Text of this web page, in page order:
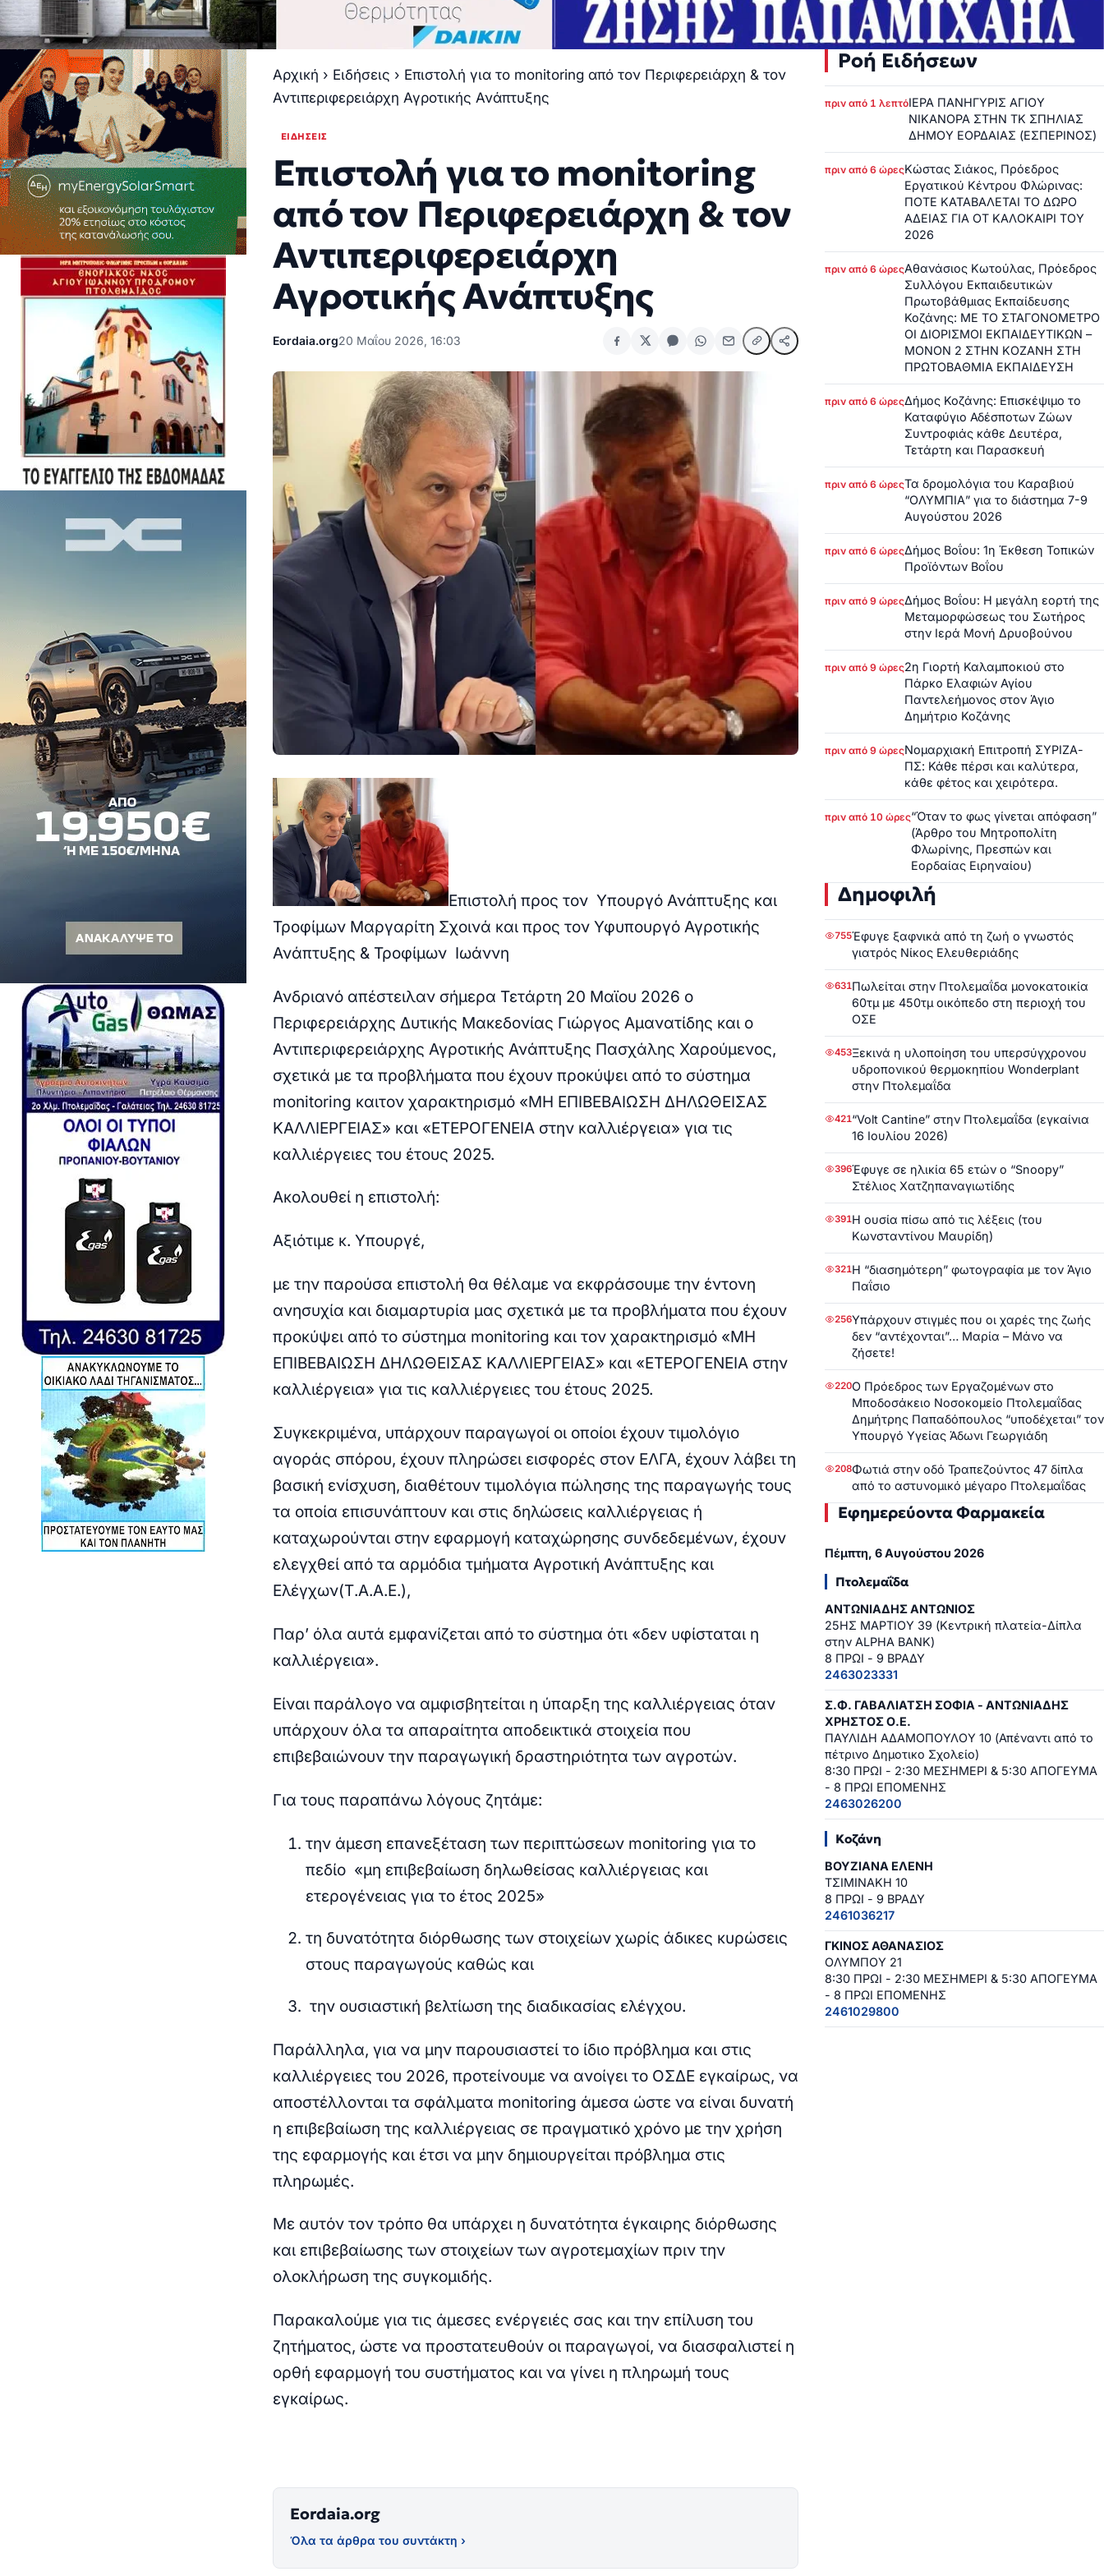
Αρχική › Ειδήσεις › Επιστολή για το monitoring από τον Περιφερειάρχη & τον
Αντιπεριφερειάρχη Αγροτικής Ανάπτυξης
ΕΙΔΉΣΕΙΣ
Επιστολή για το monitoring
από τον Περιφερειάρχη & τον
Αντιπεριφερειάρχη
Αγροτικής Ανάπτυξης
Eordaia.org20 Μαΐου 2026, 16:03
Επιστολή προς τον Υπουργό Ανάπτυξης και
Τροφίμων Μαργαρίτη Σχοινά και προς τον Υφυπουργό Αγροτικής
Ανάπτυξης & Τροφίμων Ιωάννη
Ανδριανό απέστειλαν σήμερα Τετάρτη 20 Μαϊου 2026 ο
Περιφερειάρχης Δυτικής Μακεδονίας Γιώργος Αμανατίδης και ο
Αντιπεριφερειάρχης Αγροτικής Ανάπτυξης Πασχάλης Χαρούμενος,
σχετικά με τα προβλήματα που έχουν προκύψει από το σύστημα
monitoring καιτον χαρακτηρισμό «ΜΗ ΕΠΙΒΕΒΑΙΩΣΗ ΔΗΛΩΘΕΙΣΑΣ
ΚΑΛΛΙΕΡΓΕΙΑΣ» και «ΕΤΕΡΟΓΕΝΕΙΑ στην καλλιέργεια» για τις
καλλιέργειες του έτους 2025.
Ακολουθεί η επιστολή:
Αξιότιμε κ. Υπουργέ,
με την παρούσα επιστολή θα θέλαμε να εκφράσουμε την έντονη
ανησυχία και διαμαρτυρία μας σχετικά με τα προβλήματα που έχουν
προκύψει από το σύστημα monitoring και τον χαρακτηρισμό «ΜΗ
ΕΠΙΒΕΒΑΙΩΣΗ ΔΗΛΩΘΕΙΣΑΣ ΚΑΛΛΙΕΡΓΕΙΑΣ» και «ΕΤΕΡΟΓΕΝΕΙΑ στην
καλλιέργεια» για τις καλλιέργειες του έτους 2025.
Συγκεκριμένα, υπάρχουν παραγωγοί οι οποίοι έχουν τιμολόγιο
αγοράς σπόρου, έχουν πληρώσει εισφορές στον ΕΛΓΑ, έχουν λάβει τη
βασική ενίσχυση, διαθέτουν τιμολόγια πώλησης της παραγωγής τους
τα οποία επισυνάπτουν και στις δηλώσεις καλλιέργειας ή
καταχωρούνται στην εφαρμογή καταχώρησης συνδεδεμένων, έχουν
ελεγχθεί από τα αρμόδια τμήματα Αγροτική Ανάπτυξης και
Ελέγχων(Τ.Α.Α.Ε.),
Παρ’ όλα αυτά εμφανίζεται από το σύστημα ότι «δεν υφίσταται η
καλλιέργεια».
Είναι παράλογο να αμφισβητείται η ύπαρξη της καλλιέργειας όταν
υπάρχουν όλα τα απαραίτητα αποδεικτικά στοιχεία που
επιβεβαιώνουν την παραγωγική δραστηριότητα των αγροτών.
Για τους παραπάνω λόγους ζητάμε:
την άμεση επανεξέταση των περιπτώσεων monitoring για το
πεδίο «μη επιβεβαίωση δηλωθείσας καλλιέργειας και
ετερογένειας για το έτος 2025»
τη δυνατότητα διόρθωσης των στοιχείων χωρίς άδικες κυρώσεις
στους παραγωγούς καθώς και
την ουσιαστική βελτίωση της διαδικασίας ελέγχου.
Παράλληλα, για να μην παρουσιαστεί το ίδιο πρόβλημα και στις
καλλιέργειες του 2026, προτείνουμε να ανοίγει το ΟΣΔΕ εγκαίρως, να
αποστέλλονται τα σφάλματα monitoring άμεσα ώστε να είναι δυνατή
η επιβεβαίωση της καλλιέργειας σε πραγματικό χρόνο με την χρήση
της εφαρμογής και έτσι να μην δημιουργείται πρόβλημα στις
πληρωμές.
Με αυτόν τον τρόπο θα υπάρχει η δυνατότητα έγκαιρης διόρθωσης
και επιβεβαίωσης των στοιχείων των αγροτεμαχίων πριν την
ολοκλήρωση της συγκομιδής.
Παρακαλούμε για τις άμεσες ενέργειές σας και την επίλυση του
ζητήματος, ώστε να προστατευθούν οι παραγωγοί, να διασφαλιστεί η
ορθή εφαρμογή του συστήματος και να γίνει η πληρωμή τους
εγκαίρως.
Eordaia.org
Όλα τα άρθρα του συντάκτη ›
Ροή Ειδήσεων
πριν από 1 λεπτόΙΕΡΑ ΠΑΝΗΓΥΡΙΣ ΑΓΙΟΥ
ΝΙΚΑΝΟΡΑ ΣΤΗΝ ΤΚ ΣΠΗΛΙΑΣ
ΔΗΜΟΥ ΕΟΡΔΑΙΑΣ (ΕΣΠΕΡΙΝΟΣ)
πριν από 6 ώρεςΚώστας Σιάκος, Πρόεδρος
Εργατικού Κέντρου Φλώρινας:
ΠΟΤΕ ΚΑΤΑΒΑΛΕΤΑΙ ΤΟ ΔΩΡΟ
ΑΔΕΙΑΣ ΓΙΑ ΟΤ ΚΑΛΟΚΑΙΡΙ ΤΟΥ
2026
πριν από 6 ώρεςΑθανάσιος Κωτούλας, Πρόεδρος
Συλλόγου Εκπαιδευτικών
Πρωτοβάθμιας Εκπαίδευσης
Κοζάνης: ΜΕ ΤΟ ΣΤΑΓΟΝΟΜΕΤΡΟ
ΟΙ ΔΙΟΡΙΣΜΟΙ ΕΚΠΑΙΔΕΥΤΙΚΩΝ –
ΜΟΝΟΝ 2 ΣΤΗΝ ΚΟΖΑΝΗ ΣΤΗ
ΠΡΩΤΟΒΑΘΜΙΑ ΕΚΠΑΙΔΕΥΣΗ
πριν από 6 ώρεςΔήμος Κοζάνης: Επισκέψιμο το
Καταφύγιο Αδέσποτων Ζώων
Συντροφιάς κάθε Δευτέρα,
Τετάρτη και Παρασκευή
πριν από 6 ώρεςΤα δρομολόγια του Καραβιού
“ΟΛΥΜΠΙΑ” για το διάστημα 7-9
Αυγούστου 2026
πριν από 6 ώρεςΔήμος Βοΐου: 1η Έκθεση Τοπικών
Προϊόντων Βοΐου
πριν από 9 ώρεςΔήμος Βοΐου: Η μεγάλη εορτή της
Μεταμορφώσεως του Σωτήρος
στην Ιερά Μονή Δρυοβούνου
πριν από 9 ώρες2η Γιορτή Καλαμποκιού στο
Πάρκο Ελαφιών Αγίου
Παντελεήμονος στον Άγιο
Δημήτριο Κοζάνης
πριν από 9 ώρεςΝομαρχιακή Επιτροπή ΣΥΡΙΖΑ-
ΠΣ: Κάθε πέρσι και καλύτερα,
κάθε φέτος και χειρότερα.
πριν από 10 ώρες“Όταν το φως γίνεται απόφαση”
(Άρθρο του Μητροπολίτη
Φλωρίνης, Πρεσπών και
Εορδαίας Ειρηναίου)
Δημοφιλή
755Έφυγε ξαφνικά από τη ζωή ο γνωστός
γιατρός Νίκος Ελευθεριάδης
631Πωλείται στην Πτολεμαΐδα μονοκατοικία
60τμ με 450τμ οικόπεδο στη περιοχή του
ΟΣΕ
453Ξεκινά η υλοποίηση του υπερσύγχρονου
υδροπονικού θερμοκηπίου Wonderplant
στην Πτολεμαΐδα
421“Volt Cantine” στην Πτολεμαΐδα (εγκαίνια
16 Ιουλίου 2026)
396Έφυγε σε ηλικία 65 ετών ο “Snoopy”
Στέλιος Χατζηπαναγιωτίδης
391Η ουσία πίσω από τις λέξεις (του
Κωνσταντίνου Μαυρίδη)
321Η “διασημότερη” φωτογραφία με τον Άγιο
Παΐσιο
256Υπάρχουν στιγμές που οι χαρές της ζωής
δεν “αντέχονται”… Μαρία – Μάνο να
ζήσετε!
220Ο Πρόεδρος των Εργαζομένων στο
Μποδοσάκειο Νοσοκομείο Πτολεμαΐδας
Δημήτρης Παπαδόπουλος “υποδέχεται” τον
Υπουργό Υγείας Άδωνι Γεωργιάδη
208Φωτιά στην οδό Τραπεζούντος 47 δίπλα
από το αστυνομικό μέγαρο Πτολεμαΐδας
Εφημερεύοντα Φαρμακεία
Πέμπτη, 6 Αυγούστου 2026
Πτολεμαΐδα
ΑΝΤΩΝΙΑΔΗΣ ΑΝΤΩΝΙΟΣ
25ΗΣ ΜΑΡΤΙΟΥ 39 (Κεντρική πλατεία-Δίπλα
στην ALPHA BANK)
8 ΠΡΩΙ - 9 ΒΡΑΔΥ
2463023331
Σ.Φ. ΓΑΒΑΛΙΑΤΣΗ ΣΟΦΙΑ - ΑΝΤΩΝΙΑΔΗΣ
ΧΡΗΣΤΟΣ Ο.Ε.
ΠΑΥΛΙΔΗ ΑΔΑΜΟΠΟΥΛΟΥ 10 (Απέναντι από το
πέτρινο Δημοτικο Σχολείο)
8:30 ΠΡΩΙ - 2:30 ΜΕΣΗΜΕΡΙ & 5:30 ΑΠΟΓΕΥΜΑ
- 8 ΠΡΩΙ ΕΠΟΜΕΝΗΣ
2463026200
Κοζάνη
ΒΟΥΖΙΑΝΑ ΕΛΕΝΗ
ΤΣΙΜΙΝΑΚΗ 10
8 ΠΡΩΙ - 9 ΒΡΑΔΥ
2461036217
ΓΚΙΝΟΣ ΑΘΑΝΑΣΙΟΣ
ΟΛΥΜΠΟΥ 21
8:30 ΠΡΩΙ - 2:30 ΜΕΣΗΜΕΡΙ & 5:30 ΑΠΟΓΕΥΜΑ
- 8 ΠΡΩΙ ΕΠΟΜΕΝΗΣ
2461029800